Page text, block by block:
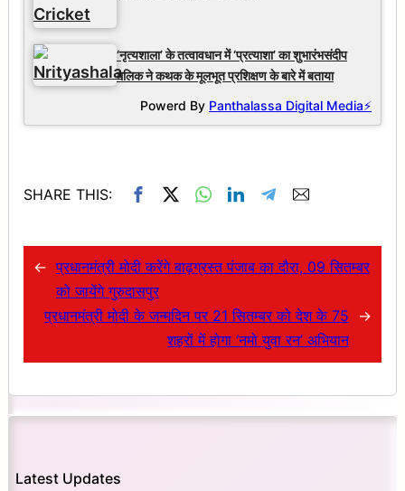
‘नृत्यशाला’ के तत्वावधान में ‘प्रत्याशा’ का शुभारंभसंदीप
मलिक ने कथक के मूलभूत प्रशिक्षण के बारे में बताया
Powerd By Panthalassa Digital Media⚡
SHARE THIS:
← प्रधानमंत्री मोदी करेंगे बाढ़ग्रस्त पंजाब का दौरा, 09 सितम्बर
को जायेंगे गुरुदासपुर
प्रधानमंत्री मोदी के जन्मदिन पर 21 सितम्बर को देश के 75
शहरों में होगा ‘नमो युवा रन’ अभियान
→
Latest Updates